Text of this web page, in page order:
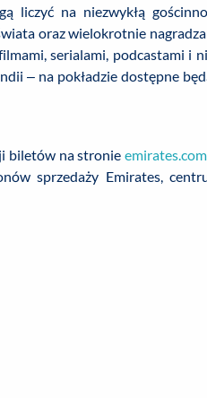
liczyć na niezwykłą
oraz wielokrotnie
serialami, podcastami i
– na pokładzie dostępne
biletów na stronie emirates.com
sprzedaży Emirates,